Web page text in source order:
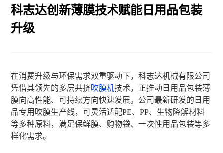
科志达创新薄膜技术赋能日用品包装
升级
在消费升级与环保需求双重驱动下，科志达机械有限公司
凭借其领先的多层共挤吹膜机技术，正推动日用品包装薄
膜向高性能、可持续方向快速发展。公司最新研发的日用
品专用吹膜生产线，可灵活适配PE、PP、生物降解材料
等多种原料，满足保鲜膜、购物袋、一次性用品包装等多
样化需求。